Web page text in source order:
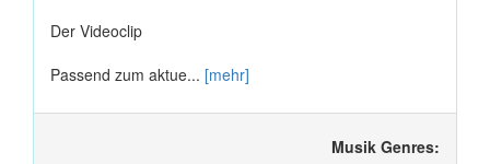
Der Videoclip
Passend zum aktue... [mehr]
Musik Genres: